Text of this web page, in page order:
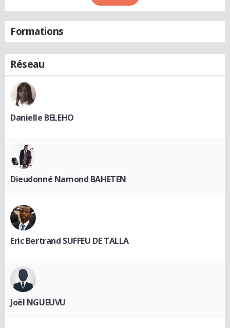
Formations
Réseau
Danielle BELEHO
Dieudonné Namond BAHETEN
Eric Bertrand SUFFEU DE TALLA
Joël NGUEUVU